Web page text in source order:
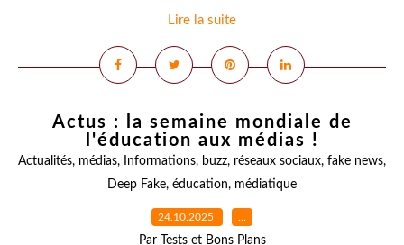
Lire la suite
Actus : la semaine mondiale de
l'éducation aux médias !
Actualités, médias, Informations, buzz, réseaux sociaux, fake news,
Deep Fake, éducation, médiatique
24.10.2025 …
Par Tests et Bons Plans